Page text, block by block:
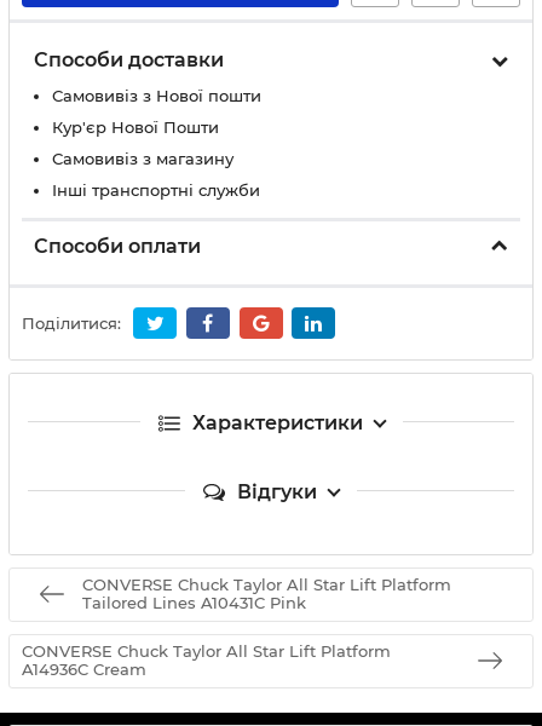
Способи доставки
Самовивіз з Нової пошти
Кур'єр Нової Пошти
Самовивіз з магазину
Інші транспортні служби
Способи оплати
Поділитися:
Характеристики
Відгуки
CONVERSE Chuck Taylor All Star Lift Platform
Tailored Lines A10431C Pink
CONVERSE Chuck Taylor All Star Lift Platform
A14936C Cream